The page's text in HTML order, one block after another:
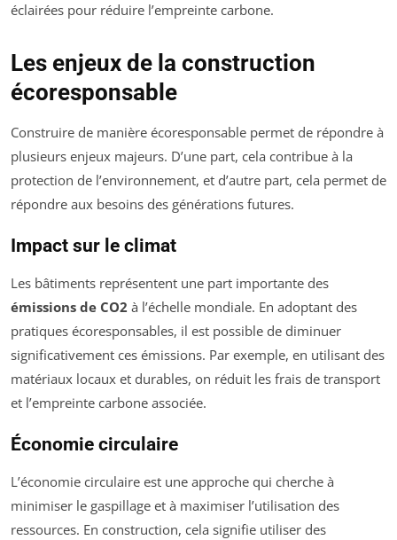
éclairées pour réduire l’empreinte carbone.
Les enjeux de la construction
écoresponsable
Construire de manière écoresponsable permet de répondre à
plusieurs enjeux majeurs. D’une part, cela contribue à la
protection de l’environnement, et d’autre part, cela permet de
répondre aux besoins des générations futures.
Impact sur le climat
Les bâtiments représentent une part importante des
émissions de CO2 à l’échelle mondiale. En adoptant des
pratiques écoresponsables, il est possible de diminuer
significativement ces émissions. Par exemple, en utilisant des
matériaux locaux et durables, on réduit les frais de transport
et l’empreinte carbone associée.
Économie circulaire
L’économie circulaire est une approche qui cherche à
minimiser le gaspillage et à maximiser l’utilisation des
ressources. En construction, cela signifie utiliser des